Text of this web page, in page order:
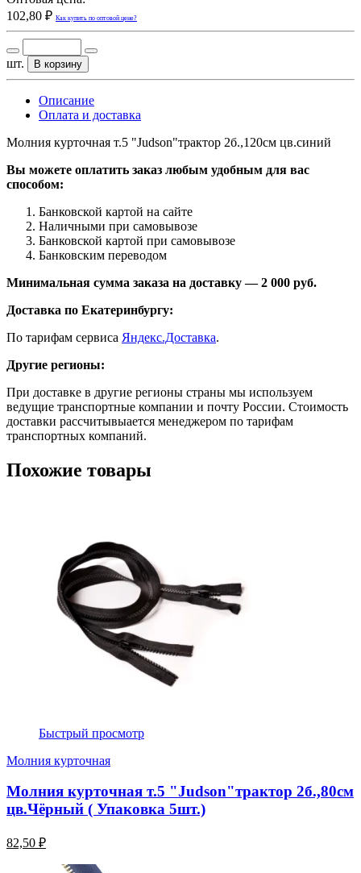
102,80 ₽ Как купить по оптовой цене?
шт. В корзину
Описание
Оплата и доставка
Молния курточная т.5 "Judson"трактор 2б.,120см цв.синий
Вы можете оплатить заказ любым удобным для вас
способом:
Банковской картой на сайте
Наличными при самовывозе
Банковской картой при самовывозе
Банковским переводом
Минимальная сумма заказа на доставку — 2 000 руб.
Доставка по Екатеринбургу:
По тарифам сервиса Яндекс.Доставка.
Другие регионы:
При доставке в другие регионы страны мы используем
ведущие транспортные компании и почту России. Стоимость
доставки рассчитывыается менеджером по тарифам
транспортных компаний.
Похожие товары
Быстрый просмотр
Молния курточная
Молния курточная т.5 "Judson"трактор 2б.,80см
цв.Чёрный ( Упаковка 5шт.)
82,50 ₽